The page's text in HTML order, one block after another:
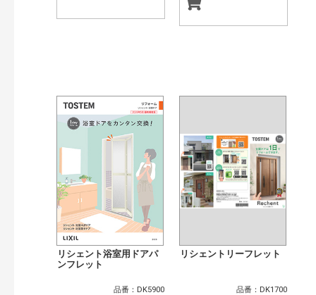
リシェント浴室用ドアパ
ンフレット
品番：DK5900
リシェントリーフレット
品番：DK1700